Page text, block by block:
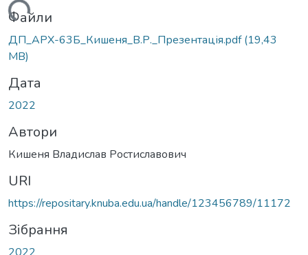
Вантажиться...
Файли
ДП_АРХ-63Б_Кишеня_В.Р._Презентація.pdf(19,43
MB)
Дата
2022
Автори
Кишеня Владислав Ростиславович
URI
https://repositary.knuba.edu.ua/handle/123456789/11172
Зібрання